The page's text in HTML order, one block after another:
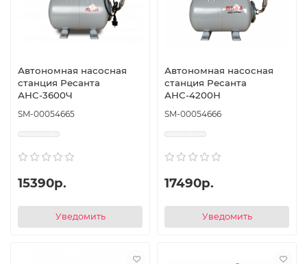
Автономная насосная
станция Ресанта
АНС-3600Ч
SM-00054665
15390р.
Уведомить
Автономная насосная
станция Ресанта
АНС-4200Н
SM-00054666
17490р.
Уведомить